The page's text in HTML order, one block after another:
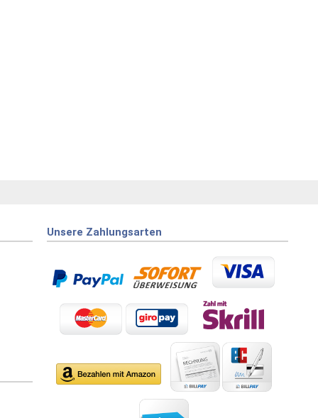
Unsere Zahlungsarten